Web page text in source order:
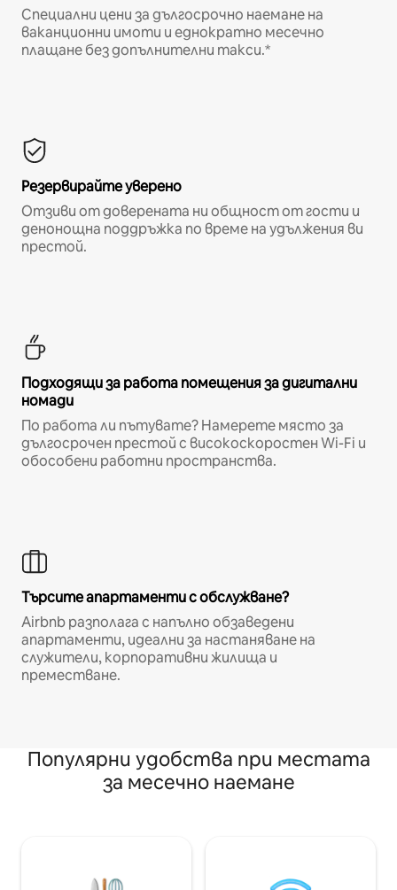
Специални цени за дългосрочно наемане на
ваканционни имоти и еднократно месечно
плащане без допълнителни такси.*
Резервирайте уверено
Отзиви от доверената ни общност от гости и
денонощна поддръжка по време на удължения ви
престой.
Подходящи за работа помещения за дигитални
номади
По работа ли пътувате? Намерете място за
дългосрочен престой с високоскоростен Wi-Fi и
обособени работни пространства.
Търсите апартаменти с обслужване?
Airbnb разполага с напълно обзаведени
апартаменти, идеални за настаняване на
служители, корпоративни жилища и
преместване.
Популярни удобства при местата
за месечно наемане